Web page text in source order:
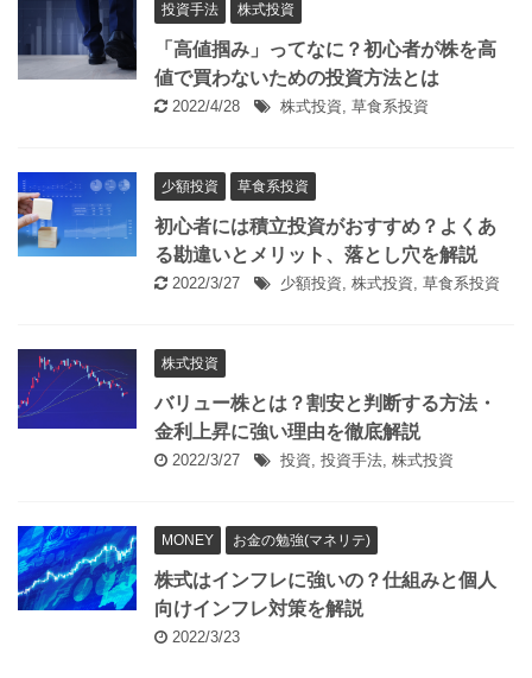
投資手法 株式投資
「高値掴み」ってなに？初心者が株を高
値で買わないための投資方法とは
2022/4/28 株式投資, 草食系投資
少額投資 草食系投資
初心者には積立投資がおすすめ？よくあ
る勘違いとメリット、落とし穴を解説
2022/3/27 少額投資, 株式投資, 草食系投資
株式投資
バリュー株とは？割安と判断する方法・
金利上昇に強い理由を徹底解説
2022/3/27 投資, 投資手法, 株式投資
MONEY お金の勉強(マネリテ)
株式はインフレに強いの？仕組みと個人
向けインフレ対策を解説
2022/3/23